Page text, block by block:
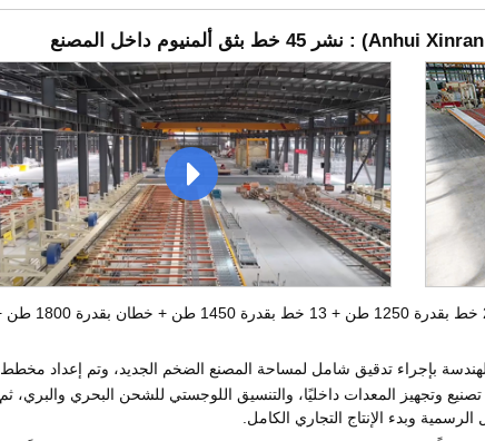
Anhui) : نشر 45 خط بثق ألمنيوم داخل المصنع
بإجراء تدقيق شامل لمساحة المصنع الضخم الجديد، وتم إعداد
تصنيع وتجهيز المعدات داخليًا، والتنسيق اللوجستي للشحن البحري والبري،
وبدء الإنتاج التجاري الكامل.